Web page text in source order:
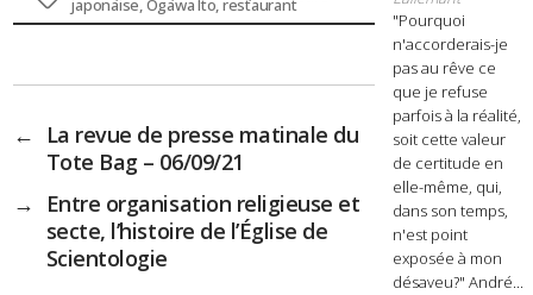
japonaise,Ogawa Ito,restaurant
←
La revue de presse matinale du
Tote Bag – 06/09/21
→
Entre organisation religieuse et
secte, l’histoire de l’Église de
Scientologie
"Pourquoi
n'accorderais-je
pas au rêve ce
que je refuse
parfois à la réalité,
soit cette valeur
de certitude en
elle-même, qui,
dans son temps,
n'est point
exposée à mon
désaveu?" André...